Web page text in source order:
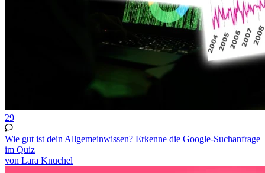
29
Wie gut ist dein Allgemeinwissen? Erkenne die Google-Suchanfrage
im Quiz
von Lara Knuchel